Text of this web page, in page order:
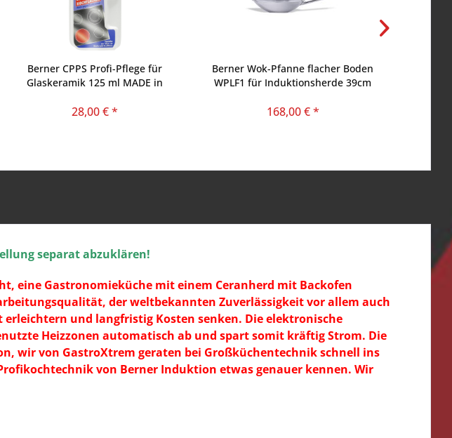
Berner CPPS Profi-Pflege für
Glaskeramik 125 ml MADE in
28,00 € *
Berner Wok-Pfanne flacher Boden
WPLF1 für Induktionsherde 39cm
168,00 € *
separat abzuklären!
eine Gastronomieküche mit einem Ceranherd mit Backofen
der weltbekannten Zuverlässigkeit vor allem auch
und langfristig Kosten senken. Die elektronische
Heizzonen automatisch ab und spart somit kräftig Strom. Die
wir von GastroXtrem geraten bei Großküchentechnik schnell ins
von Berner Induktion etwas genauer kennen. Wir